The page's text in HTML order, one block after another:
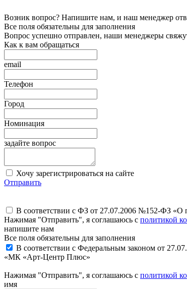
Возник вопрос? Напишите нам, и наш менеджер
Все поля обязательны для заполнения
Вопрос успешно отправлен, наши менеджеры
Как к вам обращаться
email
Телефон
Город
Номинация
задайте вопрос
Хочу зарегистрироваться на сайте
Отправить
В соответствии с ФЗ от 27.07.2006 №152-ФЗ
Нажимая "Отправить", я соглашаюсь с политикой
напишите нам
Все поля обязательны для заполнения
В соответствии с Федеральным законом от
«МК «Арт-Центр Плюс»
Нажимая "Отправить", я соглашаюсь с политикой
имя